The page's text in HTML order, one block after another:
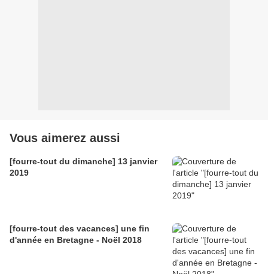
Vous aimerez aussi
[fourre-tout du dimanche] 13 janvier
2019
[fourre-tout des vacances] une fin
d'année en Bretagne - Noël 2018